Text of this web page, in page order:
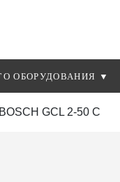
ОБОРУДОВАНИЯ ▼
GCL 2-50 C